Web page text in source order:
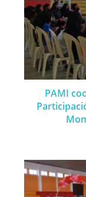
PAMI